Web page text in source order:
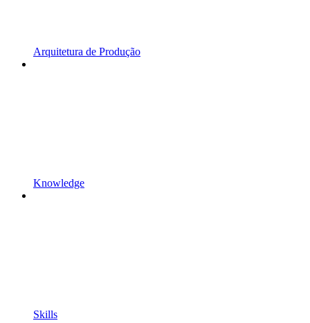
Arquitetura de Produção
Knowledge
Skills